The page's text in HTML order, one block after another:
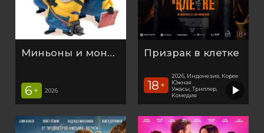
Миньоны и монстры (2026)
6 + 2026
Призрак в клетке
18 +
2026, Индонезия, Корея
Южная
Ужасы, Триллер,
Комедия